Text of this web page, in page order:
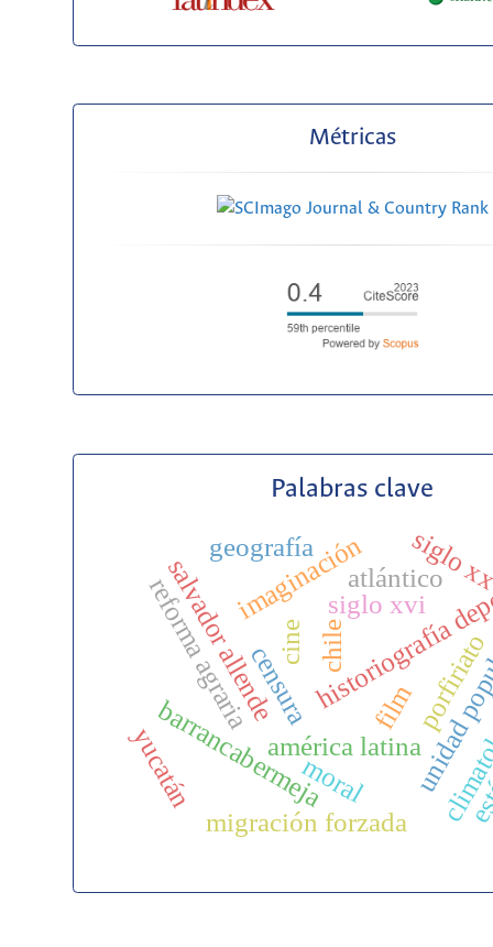
Métricas
Palabras clave
historiografía
américa latina
censura
cine
film
chile
salvador allende
barrancabermeja
imaginación
moral
migración forzada
siglo xvi
reforma agraria
siglo
porfiriato
yucatán
geografía
atlántico